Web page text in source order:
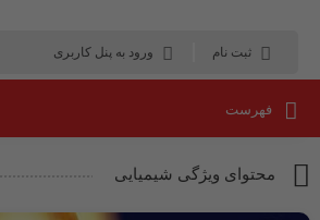
ثبت نام ورود به پنل کاربری
فهرست
محتوای ویژگی شیمیایی